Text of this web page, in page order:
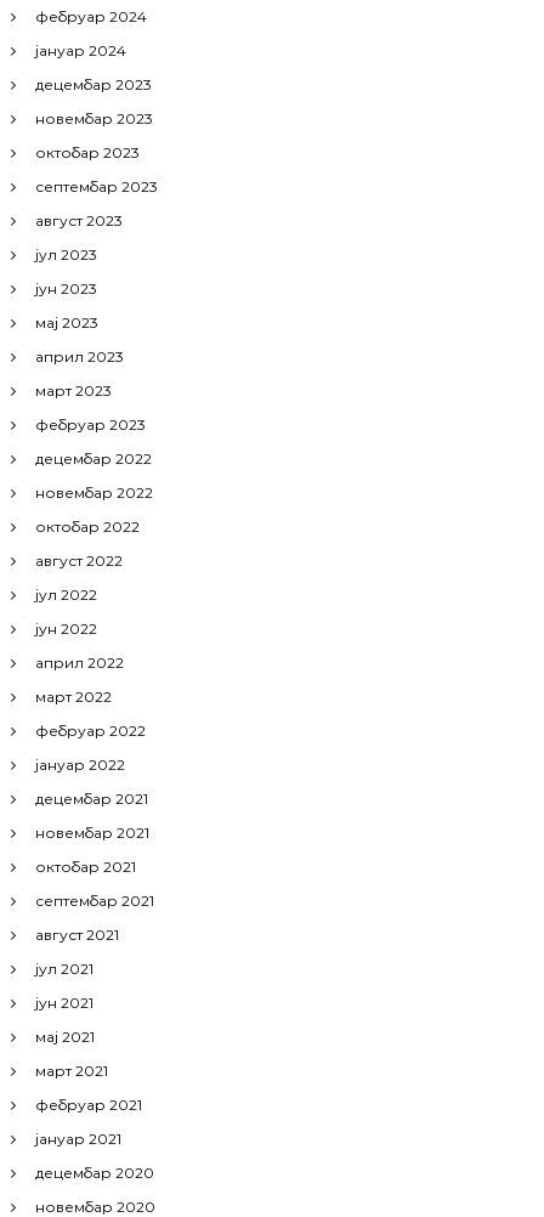
фебруар 2024
јануар 2024
децембар 2023
новембар 2023
октобар 2023
септембар 2023
август 2023
јул 2023
јун 2023
мај 2023
април 2023
март 2023
фебруар 2023
децембар 2022
новембар 2022
октобар 2022
август 2022
јул 2022
јун 2022
април 2022
март 2022
фебруар 2022
јануар 2022
децембар 2021
новембар 2021
октобар 2021
септембар 2021
август 2021
јул 2021
јун 2021
мај 2021
март 2021
фебруар 2021
јануар 2021
децембар 2020
новембар 2020